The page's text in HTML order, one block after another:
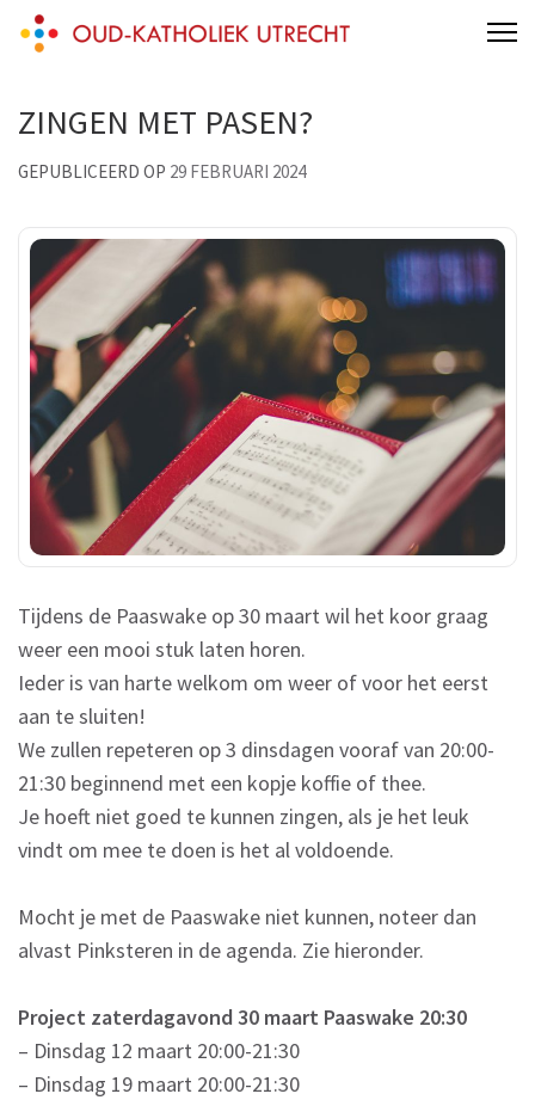
Skip
(Press
Oud-Katholieke Parochie van Utrecht
Gertrudiskathedraal Saint Gertrude Cathedral Oud Katholiek Old
Catholic
ZINGEN MET PASEN?
GEPUBLICEERD OP 29 FEBRUARI 2024
Tijdens de Paaswake op 30 maart wil het koor graag
weer een mooi stuk laten horen.
Ieder is van harte welkom om weer of voor het eerst
aan te sluiten!
We zullen repeteren op 3 dinsdagen vooraf van 20:00-
21:30 beginnend met een kopje koffie of thee.
Je hoeft niet goed te kunnen zingen, als je het leuk
vindt om mee te doen is het al voldoende.
Mocht je met de Paaswake niet kunnen, noteer dan
alvast Pinksteren in de agenda. Zie hieronder.
Project zaterdagavond 30 maart Paaswake 20:30
– Dinsdag 12 maart 20:00-21:30
– Dinsdag 19 maart 20:00-21:30